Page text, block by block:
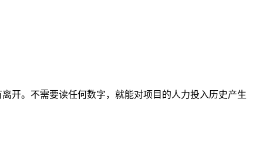
开。不需要读任何数字，就能对项目的人力投入历史产生